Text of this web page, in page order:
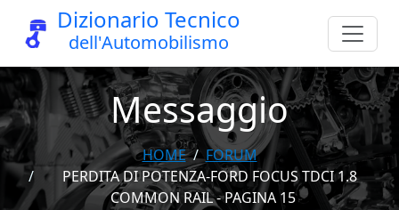
Dizionario Tecnico
dell'Automobilismo
Messaggio
HOME
FORUM
PERDITA DI POTENZA-FORD FOCUS TDCI 1.8
COMMON RAIL - PAGINA 15